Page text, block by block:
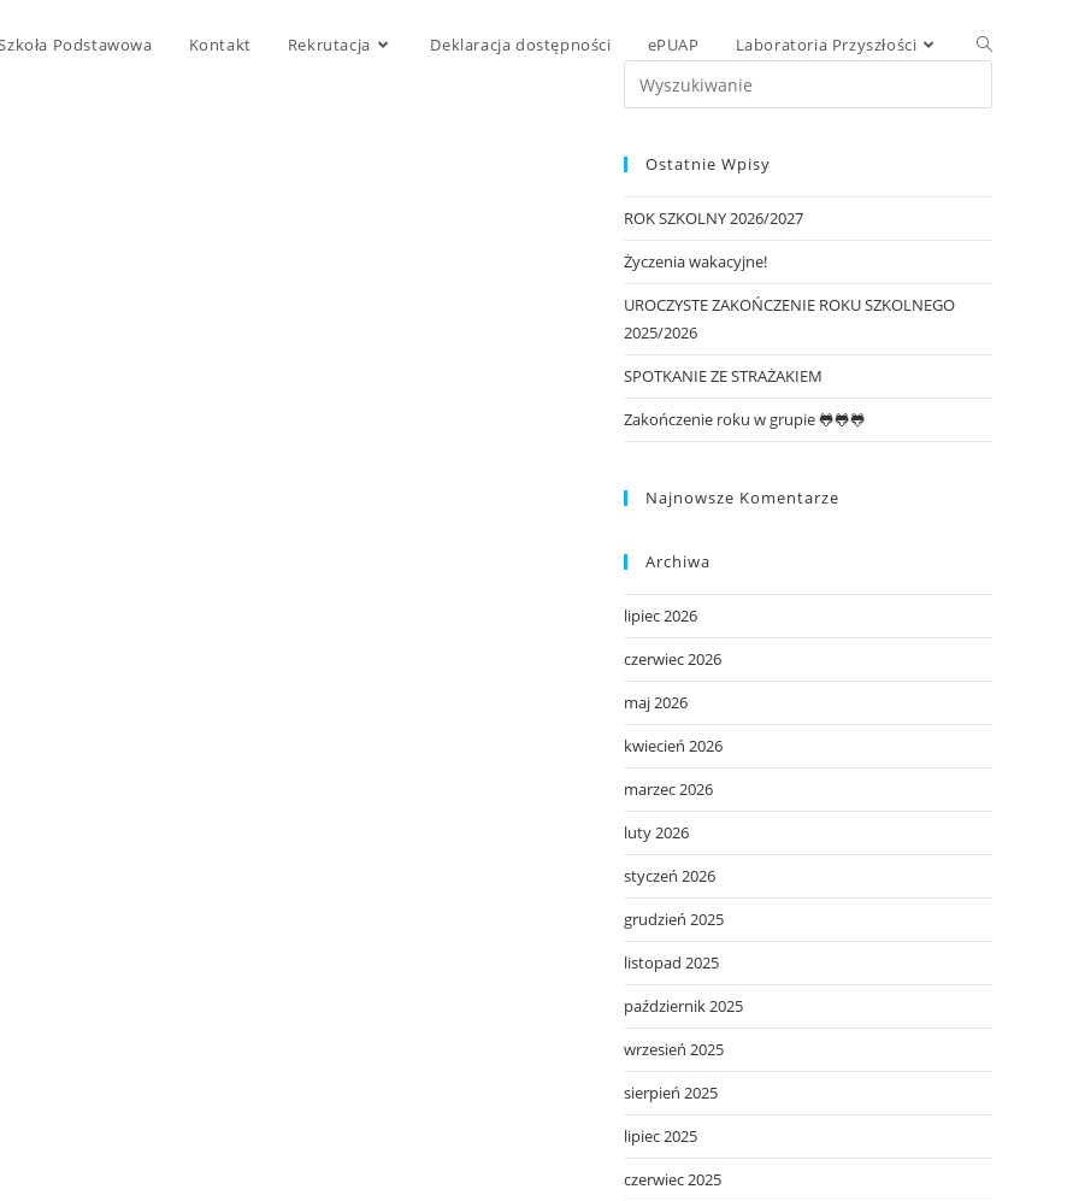
Podstawowa Kontakt Rekrutacja Deklaracja dostępności ePUAP Laboratoria Przyszłości
Ostatnie Wpisy
ROK SZKOLNY 2026/2027
Życzenia wakacyjne!
UROCZYSTE ZAKOŃCZENIE ROKU SZKOLNEGO
2025/2026
SPOTKANIE ZE STRAŻAKIEM
Zakończenie roku w grupie 🐸🐸🐸
Najnowsze Komentarze
Archiwa
lipiec 2026
czerwiec 2026
maj 2026
kwiecień 2026
marzec 2026
luty 2026
styczeń 2026
grudzień 2025
listopad 2025
październik 2025
wrzesień 2025
sierpień 2025
lipiec 2025
czerwiec 2025